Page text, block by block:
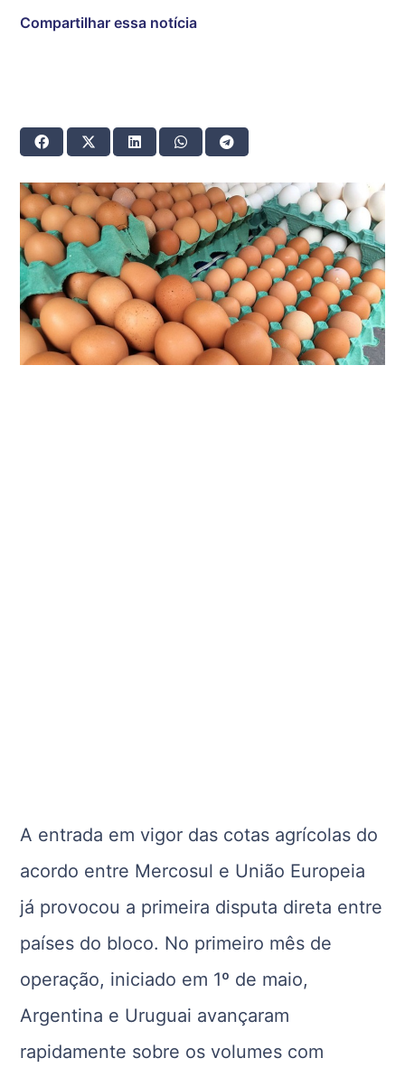
Compartilhar essa notícia
A entrada em vigor das cotas agrícolas do
acordo entre Mercosul e União Europeia
já provocou a primeira disputa direta entre
países do bloco. No primeiro mês de
operação, iniciado em 1º de maio,
Argentina e Uruguai avançaram
rapidamente sobre os volumes com